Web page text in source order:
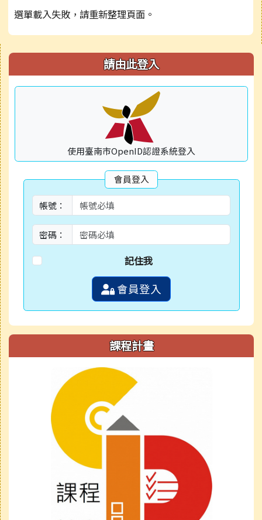
選單載入失敗，請重新整理頁面。
右邊區域內容 請由此登入
使用臺南市OpenID認證系統登入
會員登入
帳號：
密碼：
記住我
會員登入
課程計畫